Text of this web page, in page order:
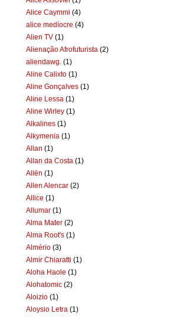
Alice Caymmi (4)
alice medíocre (4)
Alien TV (1)
Alienação Afrofuturista (2)
aliendawg. (1)
Aline Calixto (1)
Aline Gonçalves (1)
Aline Lessa (1)
Aline Wirley (1)
Alkalines (1)
Alkymenia (1)
Allan (1)
Allan da Costa (1)
Allën (1)
Allen Alencar (2)
Allice (1)
Allumar (1)
Alma Mater (2)
Alma Root's (1)
Almério (3)
Almir Chiaratti (1)
Aloha Haole (1)
Alohatomic (2)
Aloizio (1)
Aloysio Letra (1)